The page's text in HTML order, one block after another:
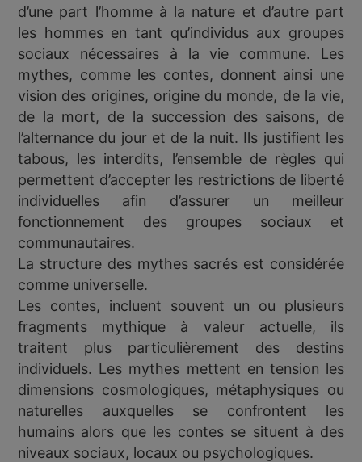
d’une part l’homme à la nature et d’autre part
les hommes en tant qu’individus aux groupes
sociaux nécessaires à la vie commune. Les
mythes, comme les contes, donnent ainsi une
vision des origines, origine du monde, de la vie,
de la mort, de la succession des saisons, de
l’alternance du jour et de la nuit. Ils justifient les
tabous, les interdits, l’ensemble de règles qui
permettent d’accepter les restrictions de liberté
individuelles afin d’assurer un meilleur
fonctionnement des groupes sociaux et
communautaires.
La structure des mythes sacrés est considérée
comme universelle.
Les contes, incluent souvent un ou plusieurs
fragments mythique à valeur actuelle, ils
traitent plus particulièrement des destins
individuels. Les mythes mettent en tension les
dimensions cosmologiques, métaphysiques ou
naturelles auxquelles se confrontent les
humains alors que les contes se situent à des
niveaux sociaux, locaux ou psychologiques.